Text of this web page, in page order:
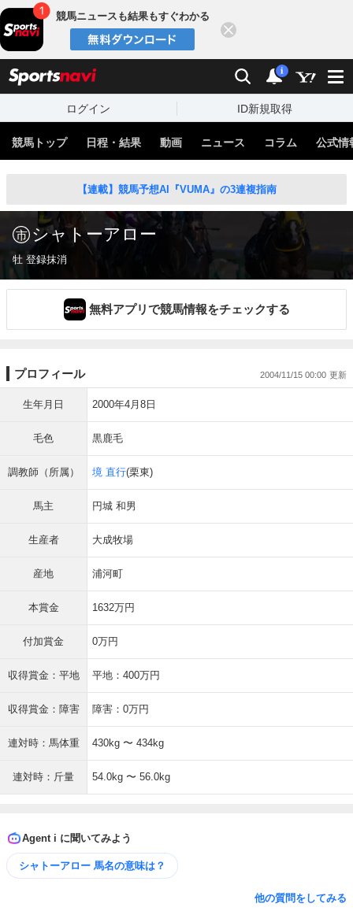
競馬ニュースも結果もすぐわかる
検索 通知
i
ログイン ID新規取得
競馬トップ 日程・結果 動画 ニュース コラム 公式情
【連載】競馬予想AI『VUMA』の3連複指南
シャトーアロー
牡 登録抹消
無料アプリで競馬情報をチェックする
プロフィール 2004/11/15 00:00
生年月日 2000年4月8日
毛色 黒鹿毛
調教師（所属） 境 直行(栗東)
馬主 円城 和男
生産者 大成牧場
産地 浦河町
本賞金 1632万円
付加賞金 0万円
収得賞金：平地 平地：400万円
収得賞金：障害 障害：0万円
連対時：馬体重 430kg 〜 434kg
連対時：斤量 54.0kg 〜 56.0kg
Agent i に聞いてみよう
シャトーアロー 馬名の意味は？
他の質問をしてみる